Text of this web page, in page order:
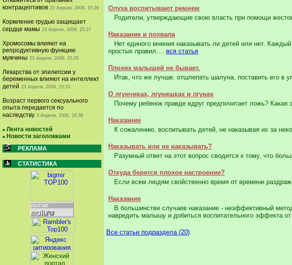
контрацептивов 23 Апреля, 2009, 15:29
Кормление грудью защищает
сердце мамы 23 Апреля, 2009, 15:27
Хромосомы влияют на
репродуктивную функцию
мужчины 23 Апреля, 2009, 15:25
Лекарства от эпилепсии у
беременных влияют на интеллект
детей 23 Апреля, 2009, 15:23
Возраст первого сексуального
опыта передается по
наследству 3 Апреля, 2009, 16:38
Лента новостей
Новости заголовками
РЕКЛАМА
СТАТИСТИКА
Олуха воспитывают ремнем
Родители, утверждающие свою власть при помощи
Наказание и похвала
Нет единого мнения наказывать ли детей или нет.
простых правил.... вся статья
Плохих малышей не бывает.
Итак, что же лучше: отшлепать шалуна, поставить его в
О лгунчиках, лгунишках и лгунах
Почему ребенок правде вдруг предпочитает ложь?
Наказание
К сожалению, воспитывать детей, не наказывая их за
Наказывать или не наказывать?
Разумный ответ на этот вопрос сводится к тому, что
Откуда берется плохое настроение?
Если всем людям свойственно время от времени
Наказание
В большинстве случаев наказание - неэффективный
навредить малышу и добиться воспитательного эффекта от
Все статьи подраздела (20)